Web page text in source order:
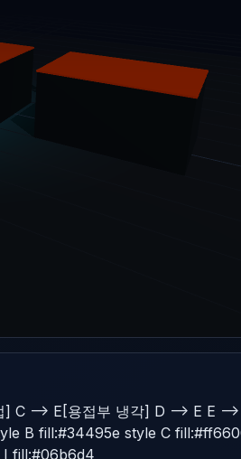
--> E[용접부 냉각] D --> E E --
B fill:#34495e style C
I fill:#06b6d4